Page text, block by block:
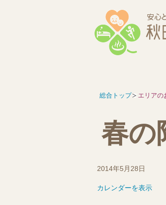
春
春
陶
2014年5月28日
カレンダーを表示
総合トップ エリアの